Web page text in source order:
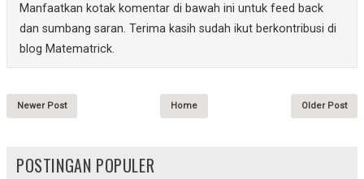
Manfaatkan kotak komentar di bawah ini untuk feed back
dan sumbang saran. Terima kasih sudah ikut berkontribusi di
blog Matematrick.
Newer Post Older Post
Home
POSTINGAN POPULER